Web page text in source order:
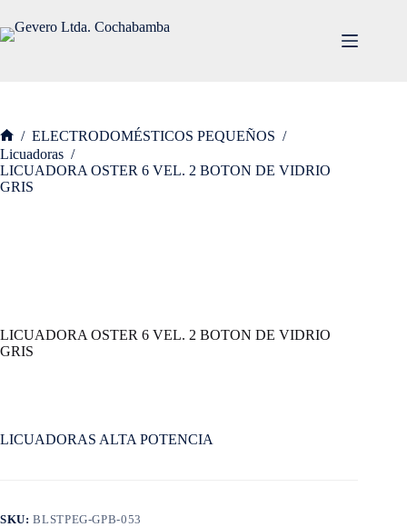
contenido
Inicio
/ ELECTRODOMÉSTICOS PEQUEÑOS /
Licuadoras /
LICUADORA OSTER 6 VEL. 2 BOTON DE VIDRIO
GRIS
LICUADORA OSTER 6 VEL. 2 BOTON DE VIDRIO
GRIS
LICUADORAS ALTA POTENCIA
SKU:BLSTPEG-GPB-053